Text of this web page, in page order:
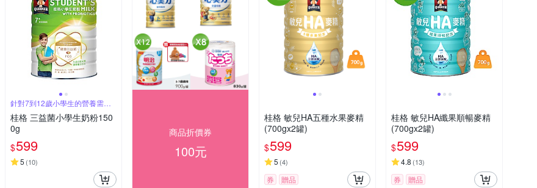
針對7到12歲小學生的營養需求
設計
桂格 三益菌小學生奶粉150
0g
$599
5 (10)
商品折價券
100元
桂格 敏兒HA五種水果麥精
(700gx2罐)
$599
5 (4)
券 贈品
桂格 敏兒HA纖果順暢麥精
(700gx2罐)
$599
4.8 (13)
券 贈品